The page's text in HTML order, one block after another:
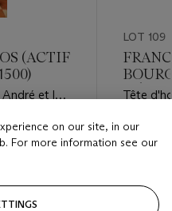
(ACTIF
et la
LOT 109
Tête
Estimate
Closed
on our site, in our
For more information see our